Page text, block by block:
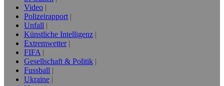
Video
Polizeirapport
Unfall
Künstliche Intelligenz
Extremwetter
FIFA
Gesellschaft & Politik
Fussball
Ukraine